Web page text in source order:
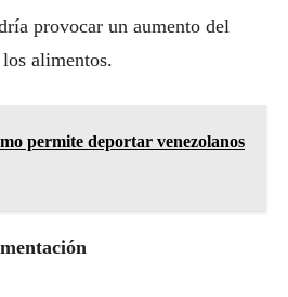
provocar un aumento del
alimentos.
permite deportar venezolanos